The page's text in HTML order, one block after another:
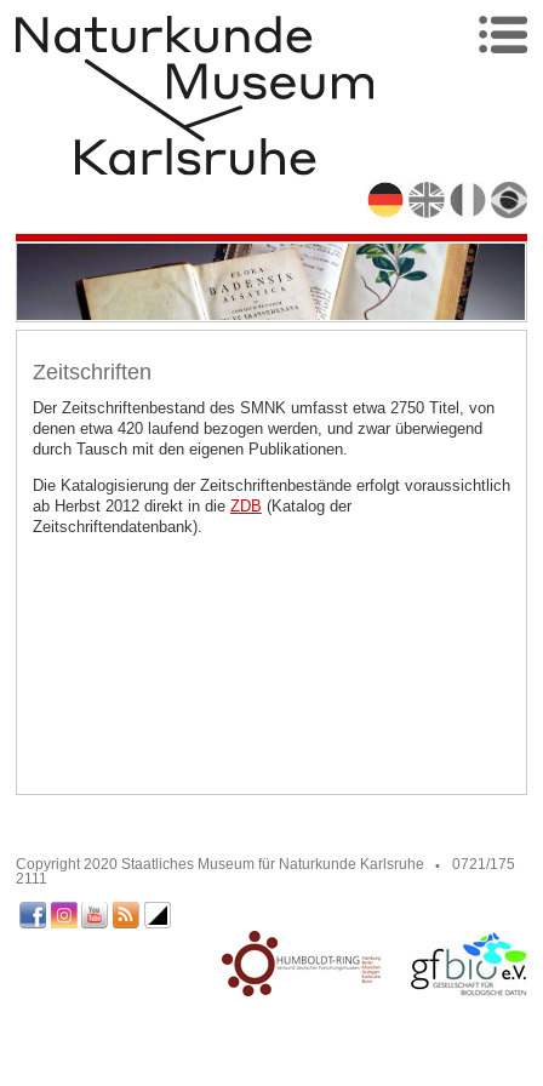
Zeitschriften
Der Zeitschriftenbestand des SMNK umfasst etwa 2750 Titel, von
denen etwa 420 laufend bezogen werden, und zwar überwiegend
durch Tausch mit den eigenen Publikationen.
Die Katalogisierung der Zeitschriftenbestände erfolgt voraussichtlich
ab Herbst 2012 direkt in die ZDB (Katalog der
Zeitschriftendatenbank).
Copyright 2020 Staatliches Museum für Naturkunde Karlsruhe
0721/175
2111